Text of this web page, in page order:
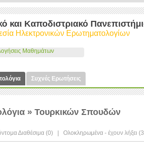
και Καποδιστριακό
Ηλεκτρονικών Ερωτηματολογίων
Μαθημάτων
Συχνές Ερωτήσεις
» Τουρκικών Σπουδών
Διαθέσιμα (0) | Ολοκληρωμένα - έχουν λήξει